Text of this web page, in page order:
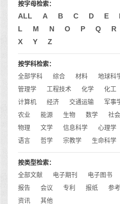
按字母检索：
ALL A B C D E
L
M N O P Q R
X
Y Z
按学科检索：
全部学科
综合 材料 地球科
管理学
工程技术 化学 化工
计算机
经济 交通运输 军事
农业
能源 生物 数学 社
物理
文学 信息科学 心理学
语言
哲学 宗教学 生命科学
按类型检索：
全部文献
电子期刊 电子图书
报告
会议 专利 报纸 参
资讯
其他